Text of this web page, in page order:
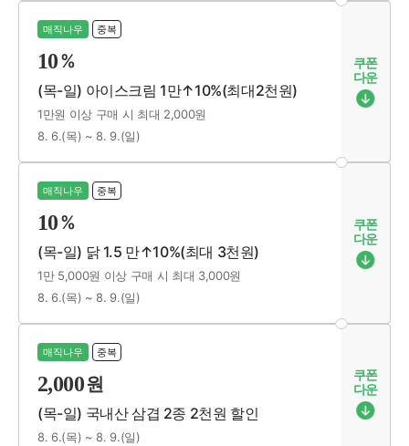
매직나우 중복
10%
(목-일) 아이스크림 1만↑10%(최대2천원)
1만원 이상 구매 시 최대 2,000원
8. 6.(목) ~ 8. 9.(일)
쿠폰
다운
매직나우 중복
10%
(목-일) 닭 1.5 만↑10%(최대 3천원)
1만 5,000원 이상 구매 시 최대 3,000원
8. 6.(목) ~ 8. 9.(일)
쿠폰
다운
매직나우 중복
2,000원
(목-일) 국내산 삼겹 2종 2천원 할인
8. 6.(목) ~ 8. 9.(일)
쿠폰
다운